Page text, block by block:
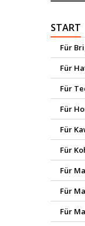
START
Für
Für
Für
Für
Für
Für
Für
Für
Für